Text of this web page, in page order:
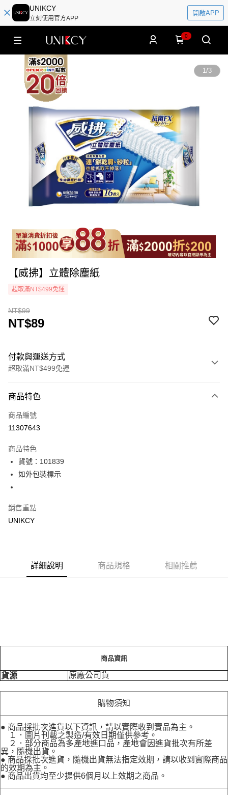
UNIKCY
立刻使用官方APP
開啟APP
0
1/3
【威拂】立體除塵紙
超取滿NT$499免運
NT$99
NT$89
付款與運送方式
超取滿NT$499免運
icash Pay
信用卡一次付款
LINE Pay
Apple Pay
7-11取貨付款［需3-5個工作天不含預購商品］
每筆NT$100，滿NT$799(含以上)免運費
商品特色
商品編號
11307643
商品特色
貨號：101839
如外包裝標示
銷售重點
UNIKCY
詳細說明 商品規格 相關推薦
商品資訊
貨源 原廠公司貨
購物須知
● 商品採批次進貨以下資訊，請以實際收到實品為主。
１．圖片刊載之製造/有效日期僅供參考。
２．部分商品為多產地進口品，產地會因進貨批次有所差
異，隨機出貨。
● 商品採批次進貨，隨機出貨無法指定效期，請以收到實際商品
的效期為主。
● 商品出貨均至少提供6個月以上效期之商品。